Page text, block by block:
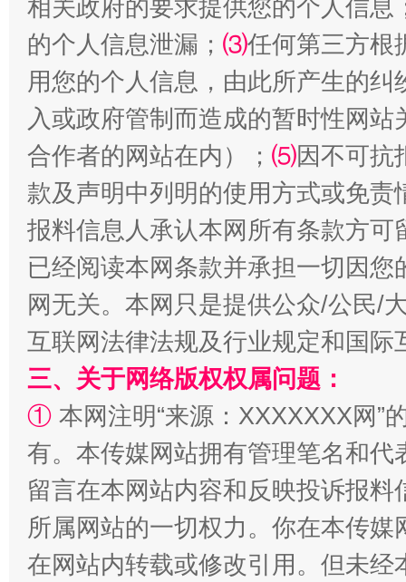
“刷贴”乱象丛生
生
揭批美国五大"原罪" "炒
解纷+调解+退费，一次搞定
相关政府的要求提供您的个人信息
的个人信息泄漏； ⑶任何第三方根
用您的个人信息，由此所产生的纠
入或政府管制而造成的暂时性网
合作者的网站在内）； ⑸因不可抗
款及声明中列明的使用方式或免责
报料信息人承认本网所有条款方
已经阅读本网条款并承担一切因
网无关。本网只是提供公众/公民/
互联网法律法规及行业规定和国
三、关于网络版权权属问题：
① 本网注明“来源：XXXXXXX网”
有。本传媒网站拥有管理笔名和
留言在本网站内容和反映投诉报
所属网站的一切权力。你在本传
在网站内转载或修改引用。但未